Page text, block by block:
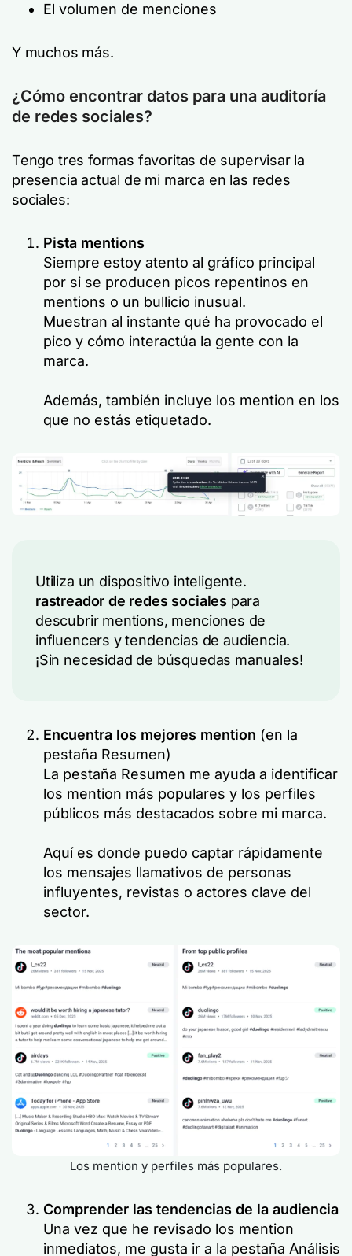
El volumen de menciones
Y muchos más.
¿Cómo encontrar datos para una auditoría
de redes sociales?
Tengo tres formas favoritas de supervisar la
presencia actual de mi marca en las redes
sociales:
Pista mentions
Siempre estoy atento al gráfico principal
por si se producen picos repentinos en
mentions o un bullicio inusual.
Muestran al instante qué ha provocado el
pico y cómo interactúa la gente con la
marca.
Además, también incluye los mention en los
que no estás etiquetado.
Utiliza un dispositivo inteligente.
rastreador de redes sociales para
descubrir mentions, menciones de
influencers y tendencias de audiencia.
¡Sin necesidad de búsquedas manuales!
Encuentra los mejores mention (en la
pestaña Resumen)
La pestaña Resumen me ayuda a identificar
los mention más populares y los perfiles
públicos más destacados sobre mi marca.
Aquí es donde puedo captar rápidamente
los mensajes llamativos de personas
influyentes, revistas o actores clave del
sector.
Los mention y perfiles más populares.
Comprender las tendencias de la audiencia
Una vez que he revisado los mention
inmediatos, me gusta ir a la pestaña Análisis